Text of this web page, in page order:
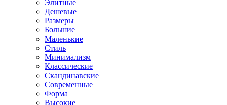
Элитные
Дешевые
Размеры
Большие
Маленькие
Стиль
Минимализм
Классические
Скандинавские
Современные
Форма
Высокие